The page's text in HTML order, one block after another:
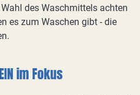
des Waschmittels achten
es zum Waschen gibt - die
im Fokus